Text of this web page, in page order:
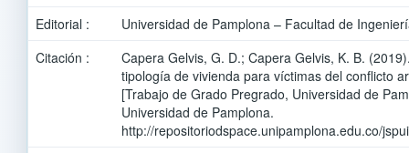
Editorial :
Universidad de Pamplona – Facultad de
Citación :
Capera Gelvis, G. D.; Capera Gelvis, K. B.
tipología de vivienda para víctimas del conflicto
[Trabajo de Grado Pregrado, Universidad de
Universidad de Pamplona.
http://repositoriodspace.unipamplona.edu.co/